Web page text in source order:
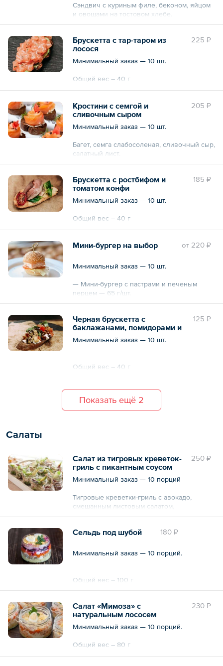
Сэндвич с куриным филе, беконом, яйцом
и овощами на тостовом хлебе.
225 ₽
Брускетта с тар-таром из
лосося
Минимальный заказ — 10 шт.
Общий вес – 40 г
205 ₽
Кростини с семгой и
сливочным сыром
Минимальный заказ — 10 шт.
Багет, семга слабосоленая, сливочный сыр,
салатный лист.
Общий вес – 35 г
185 ₽
Брускетта с ростбифом и
томатом конфи
Минимальный заказ — 10 шт.
Общий вес – 40 г
oт 220 ₽
Мини-бургер на выбор
Минимальный заказ — 10 шт.
— Мини-бургер с пастрами и печеным
перцем — 65 г/шт.
— Черный мини-бургер с индейкой и
— Мини-бургер с куриным филе, овощами
и луком-конфи — 65 г/шт.
125 ₽
Черная брускетта с
баклажанами, помидорами и
мягким сыром
Минимальный заказ — 10 шт.
Общий вес – 40 г
Показать ещё 2
Салаты
250 ₽
Салат из тигровых креветок-
гриль с пикантным соусом
Минимальный заказ — 10 порций
Тигровые креветки-гриль с авокадо,
смешанным листовым салатом,
декорированный томатами черри,
Общий вес – 70 г
180 ₽
Сельдь под шубой
Минимальный заказ — 10 порций.
Общий вес – 100 г
230 ₽
Салат «Мимоза» с
натуральным лососем
Минимальный заказ — 10 порций.
Общий вес – 80 г